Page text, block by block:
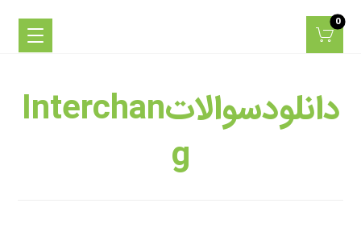
دانلودسوالاتInterchan
G